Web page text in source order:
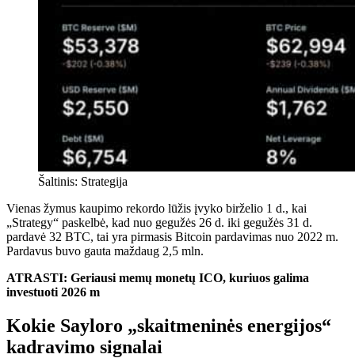
Šaltinis: Strategija
Vienas žymus kaupimo rekordo lūžis įvyko birželio 1 d., kai
„Strategy“ paskelbė, kad nuo gegužės 26 d. iki gegužės 31 d.
pardavė 32 BTC, tai yra pirmasis Bitcoin pardavimas nuo 2022 m.
Pardavus buvo gauta maždaug 2,5 mln.
ATRASTI: Geriausi memų monetų ICO, kuriuos galima
investuoti 2026 m
Kokie Sayloro „skaitmeninės energijos“
kadravimo signalai